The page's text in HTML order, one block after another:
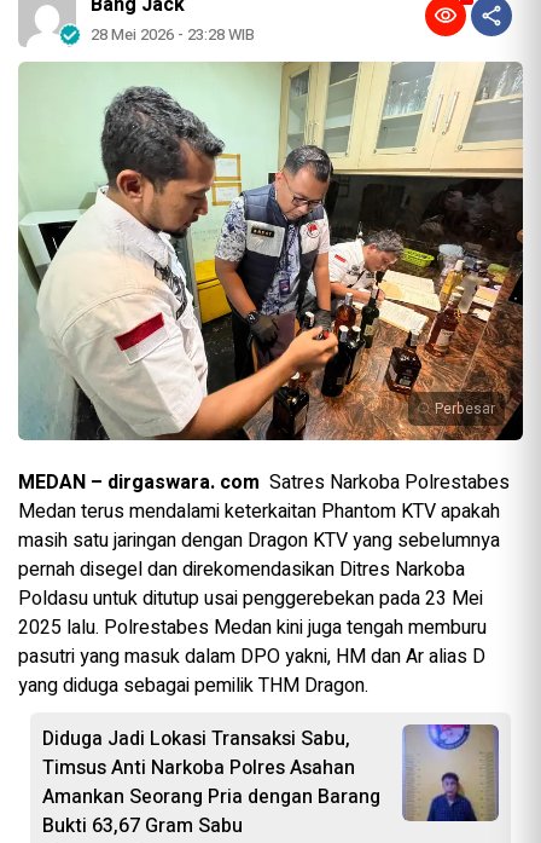
28 Mei 2026 - 23:28 WIB
Perbesar
MEDAN – dirgaswara. com Satres Narkoba Polrestabes
Medan terus mendalami keterkaitan Phantom KTV apakah
masih satu jaringan dengan Dragon KTV yang sebelumnya
pernah disegel dan direkomendasikan Ditres Narkoba
Poldasu untuk ditutup usai penggerebekan pada 23 Mei
2025 lalu. Polrestabes Medan kini juga tengah memburu
pasutri yang masuk dalam DPO yakni, HM dan Ar alias D
yang diduga sebagai pemilik THM Dragon.
Diduga Jadi Lokasi Transaksi Sabu,
Timsus Anti Narkoba Polres Asahan
Amankan Seorang Pria dengan Barang
Bukti 63,67 Gram Sabu